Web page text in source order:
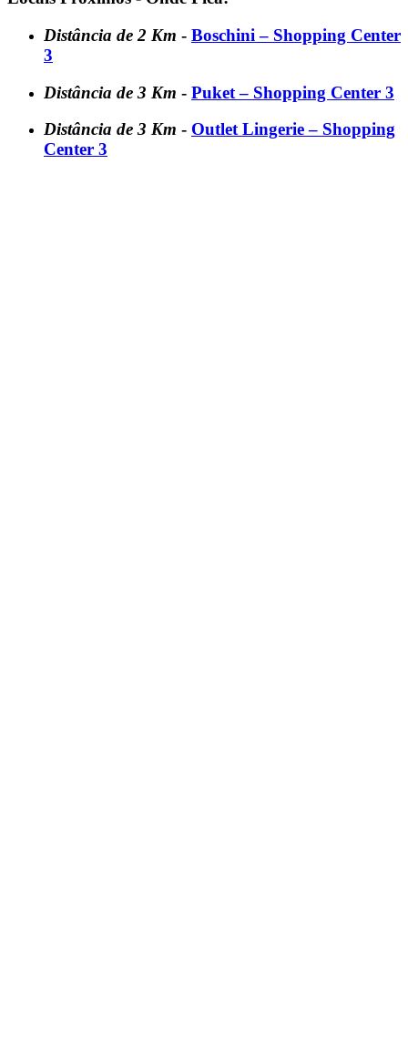
Distância de 2 Km - Boschini – Shopping Center
3
Distância de 3 Km - Puket – Shopping Center 3
Distância de 3 Km - Outlet Lingerie – Shopping
Center 3